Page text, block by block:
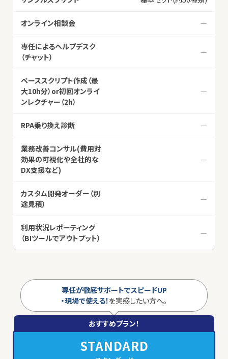
専任が徹底サポートでスピードUP
・現場で使える！を実感したい方へ。
おすすめプラン！
STANDARD
オンライン相談会 —
専任によるヘルプデスク
（チャット）
—
ベーススクリプト作成（最
大10h分）or初回オンライ
ンレクチャー（2h）
—
RPA乗り換え診断 —
業務改善コンサル(費用対
効果の可視化や全社的な
DX支援など)
—
カスタム開発オーダー（別
途見積）
—
利用状況レポーティング
（BIツールでアウトプット）
—